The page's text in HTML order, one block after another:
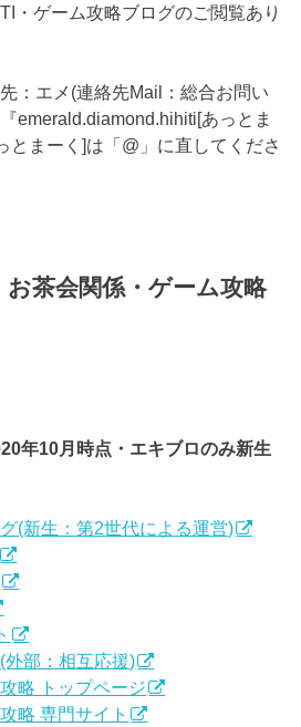
・ゲーム攻略ブログのご閲覧あり
：エメ(連絡先Mail：総合お問い
emerald.diamond.hihiti[あっとま
とまーく]は「@」に直してくださ
お茶会関係・ゲーム攻略
年10月時点・エキブロのみ新生
(新生：第2世代による運営)
部：相互応援)
略 トップページ
略 専門サイト